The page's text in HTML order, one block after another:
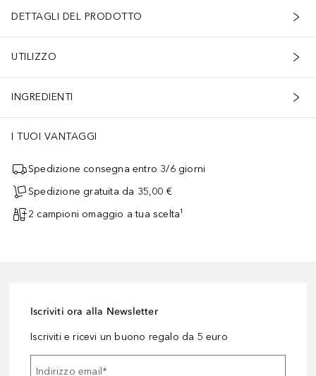
DETTAGLI DEL PRODOTTO
UTILIZZO
INGREDIENTI
I TUOI VANTAGGI
Spedizione consegna entro 3/6 giorni
Spedizione gratuita da 35,00 €
2 campioni omaggio a tua scelta¹
Iscriviti ora alla Newsletter
Iscriviti e ricevi un buono regalo da 5 euro
Indirizzo email*